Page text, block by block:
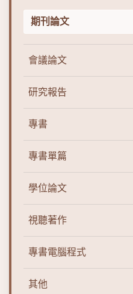
期刊論文
會議論文
研究報告
專書
專書單篇
學位論文
視聽著作
專書電腦程式
其他